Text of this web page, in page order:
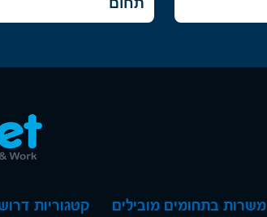
משרות בתחומים מובילים קטגוריות